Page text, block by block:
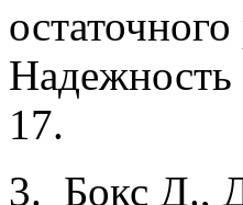
Надежность
17.
3. Бокс Д.,